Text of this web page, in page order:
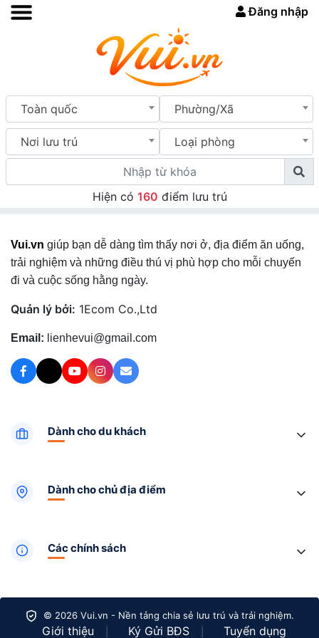
Đăng nhập
Toàn quốc Phường/Xã
Nơi lưu trú Loại phòng
Hiện có 160 điểm lưu trú
Vui.vn giúp bạn dễ dàng tìm thấy nơi ở, địa điểm ăn uống,
trải nghiệm và những điều thú vị phù hợp cho mỗi chuyến
đi và cuộc sống hằng ngày.
Quản lý bởi: 1Ecom Co.,Ltd
Email: lienhevui@gmail.com
Dành cho du khách
Dành cho chủ địa điểm
Các chính sách
© 2026 Vui.vn - Nền tảng chia sẻ lưu trú và trải nghiệm.
Giới thiệu Ký Gửi BĐS Tuyển dụng